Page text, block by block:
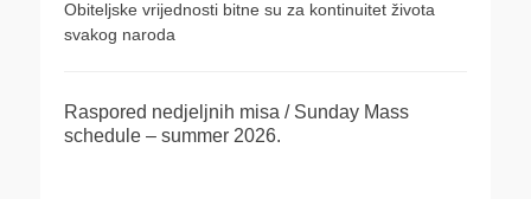
Obiteljske vrijednosti bitne su za kontinuitet života
svakog naroda
Raspored nedjeljnih misa / Sunday Mass
schedule – summer 2026.